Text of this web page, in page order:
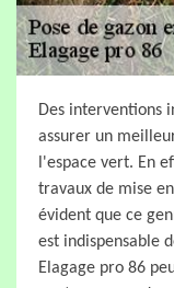
Des interventions
assurer un
l'espace vert. En
travaux de mise
évident que ce
est indispensable
Elagage pro 86